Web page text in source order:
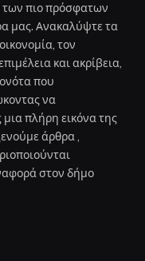
πιο πρόσφατων
μας. Ανακαλύψτε τα
τον
και ακρίβεια,
που
να
πλήρη εικόνα της
άρθρα ,
στον δήμο